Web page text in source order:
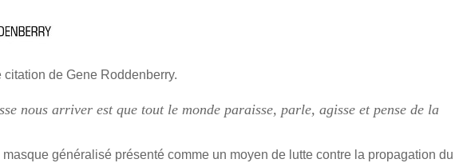
de Gene Roddenberry.
nous arriver est que tout le monde paraisse, parle, agisse et pense de la
généralisé présenté comme un moyen de lutte contre la propagation du